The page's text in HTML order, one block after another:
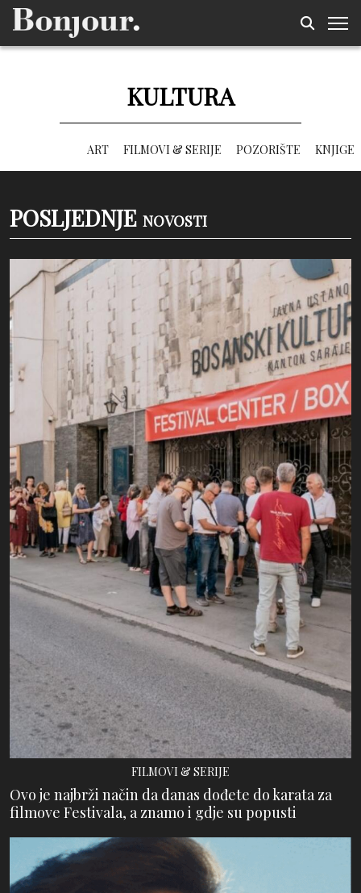
KULTURA
ART FILMOVI & SERIJE POZORIŠTE KNJIGE
POSLJEDNJE NOVOSTI
FILMOVI & SERIJE
Ovo je najbrži način da danas dođete do karata za
filmove Festivala, a znamo i gdje su popusti